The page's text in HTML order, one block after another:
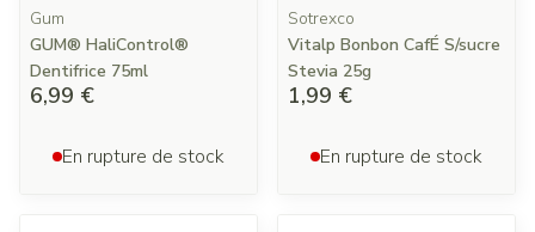
Gum
GUM® HaliControl®
Dentifrice 75ml
6,99 €
En rupture de stock
Sotrexco
Vitalp Bonbon CafÉ S/sucre
Stevia 25g
1,99 €
En rupture de stock